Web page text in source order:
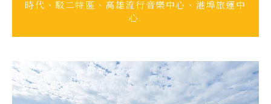
時代、駁二特區、高雄流行音樂中心、港埠旅運中
心.